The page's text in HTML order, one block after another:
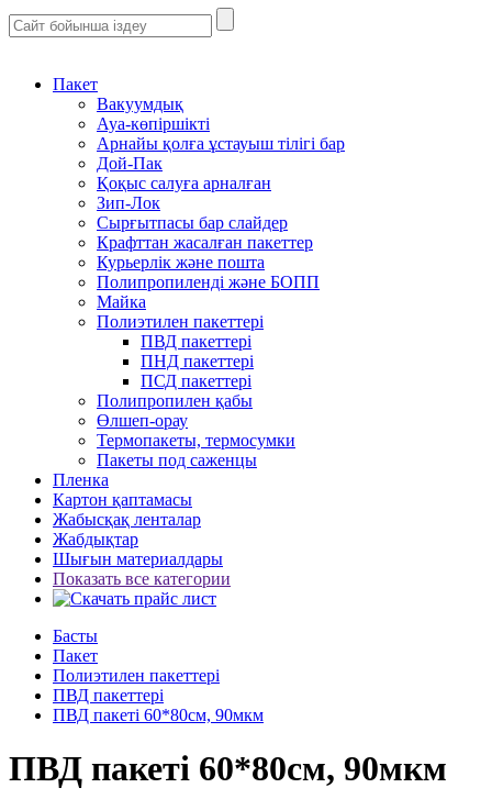
Пакет
Вакуумдық
Ауа-көпіршікті
Арнайы қолға ұстауыш тілігі бар
Дой-Пак
Қоқыс салуға арналған
Зип-Лок
Сырғытпасы бар слайдер
Крафттан жасалған пакеттер
Курьерлік және пошта
Полипропиленді және БОПП
Майка
Полиэтилен пакеттері
ПВД пакеттері
ПНД пакеттері
ПСД пакеттері
Полипропилен қабы
Өлшеп-орау
Термопакеты, термосумки
Пакеты под саженцы
Пленка
Картон қаптамасы
Жабысқақ ленталар
Жабдықтар
Шығын материалдары
Показать все категории
Басты
Пакет
Полиэтилен пакеттері
ПВД пакеттері
ПВД пакеті 60*80см, 90мкм
ПВД пакеті 60*80см, 90мкм